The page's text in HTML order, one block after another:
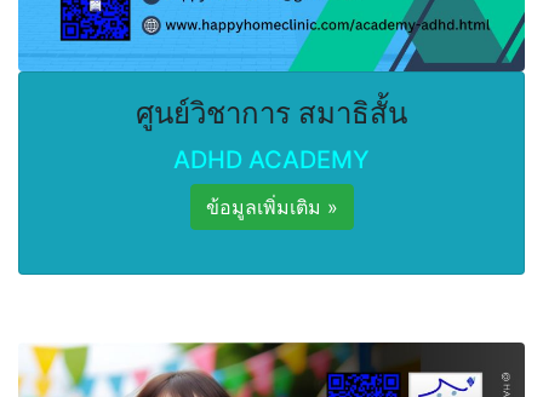
ศูนย์วิชาการ สมาธิสั้น
ADHD ACADEMY
ข้อมูลเพิ่มเติม »